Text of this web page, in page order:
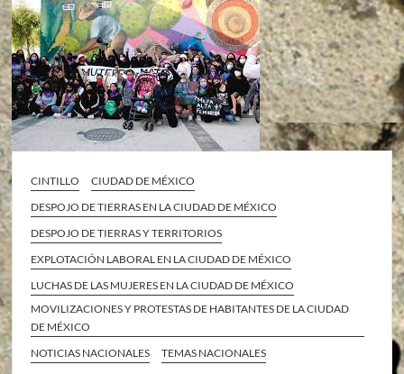
CINTILLO
CIUDAD DE MÉXICO
DESPOJO DE TIERRAS EN LA CIUDAD DE MÉXICO
DESPOJO DE TIERRAS Y TERRITORIOS
EXPLOTACIÓN LABORAL EN LA CIUDAD DE MÉXICO
LUCHAS DE LAS MUJERES EN LA CIUDAD DE MÉXICO
MOVILIZACIONES Y PROTESTAS DE HABITANTES DE LA CIUDAD
DE MÉXICO
NOTICIAS NACIONALES
TEMAS NACIONALES